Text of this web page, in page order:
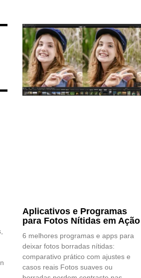
Aplicativos e Programas
para Fotos Nítidas em Ação
6 melhores programas e apps para
deixar fotos borradas nítidas:
comparativo prático com ajustes e
casos reais Fotos suaves ou